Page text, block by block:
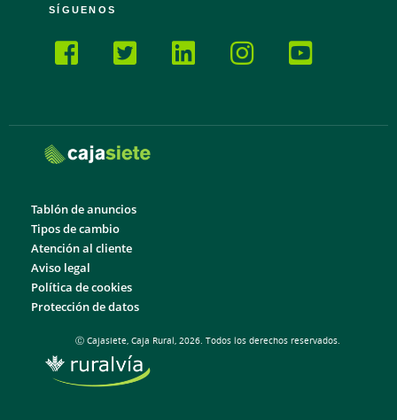
SÍGUENOS
Tablón de anuncios
Tipos de cambio
Atención al cliente
Aviso legal
Política de cookies
Protección de datos
Ⓒ Cajasiete, Caja Rural, 2026. Todos los derechos reservados.